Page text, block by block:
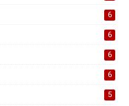
6
6
6
6
5